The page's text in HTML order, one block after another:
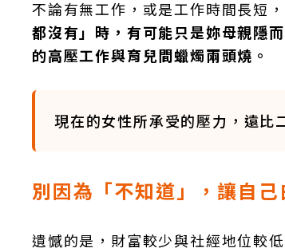
不論有無工作，或是工作時間長短
都沒有」時，有可能只是妳母親隱
的高壓工作與育兒間蠟燭兩頭燒。
現在的女性所承受的壓力，遠比
別因為「不知道」，讓自
遺憾的是，財富較少與社經地位較